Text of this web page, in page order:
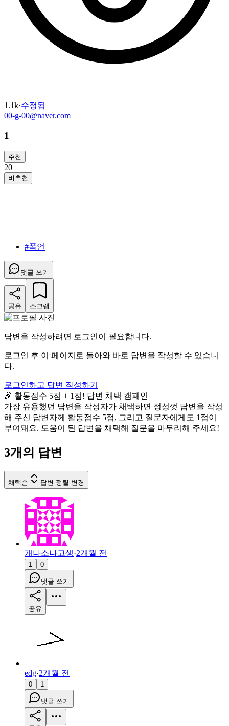
1.1k·수정됨
00-g-00@naver.com
1
추천
20
비추천
#폭언
댓글 쓰기
공유 스크랩
답변을 작성하려면 로그인이 필요합니다.
로그인 후 이 페이지로 돌아와 바로 답변을 작성할 수 있습니
다.
로그인하고 답변 작성하기
🎉 활동점수 5점 + 1점! 답변 채택 캠페인
가장 유용했던 답변을 작성자가 채택하면 정성껏 답변을 작성
해 주신 답변자께 활동점수 5점, 그리고 질문자에게도 1점이
부여돼요. 도움이 된 답변을 채택해 질문을 마무리해 주세요!
3개의 답변
채택순 답변 정렬 변경
개나소나고생·2개월 전
1 0
댓글 쓰기
공유
edg·2개월 전
0 1
댓글 쓰기